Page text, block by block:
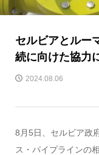
セルビアとルー
続に向けた協力
2024.08.06
8月5日、セルビア政
ス・パイプラインの